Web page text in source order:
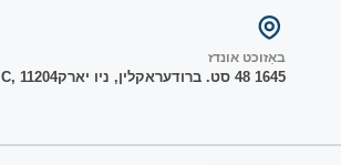
באַזוכט אונדז
1645 48 סט. ברודער אקלין, ניו יארק C, 11204